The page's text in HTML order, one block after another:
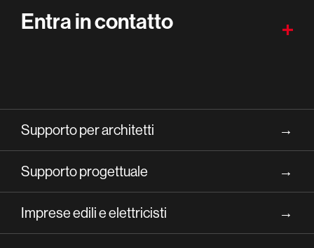
Entra in contatto
Supporto per architetti →
Supporto progettuale →
Imprese edili e elettricisti →